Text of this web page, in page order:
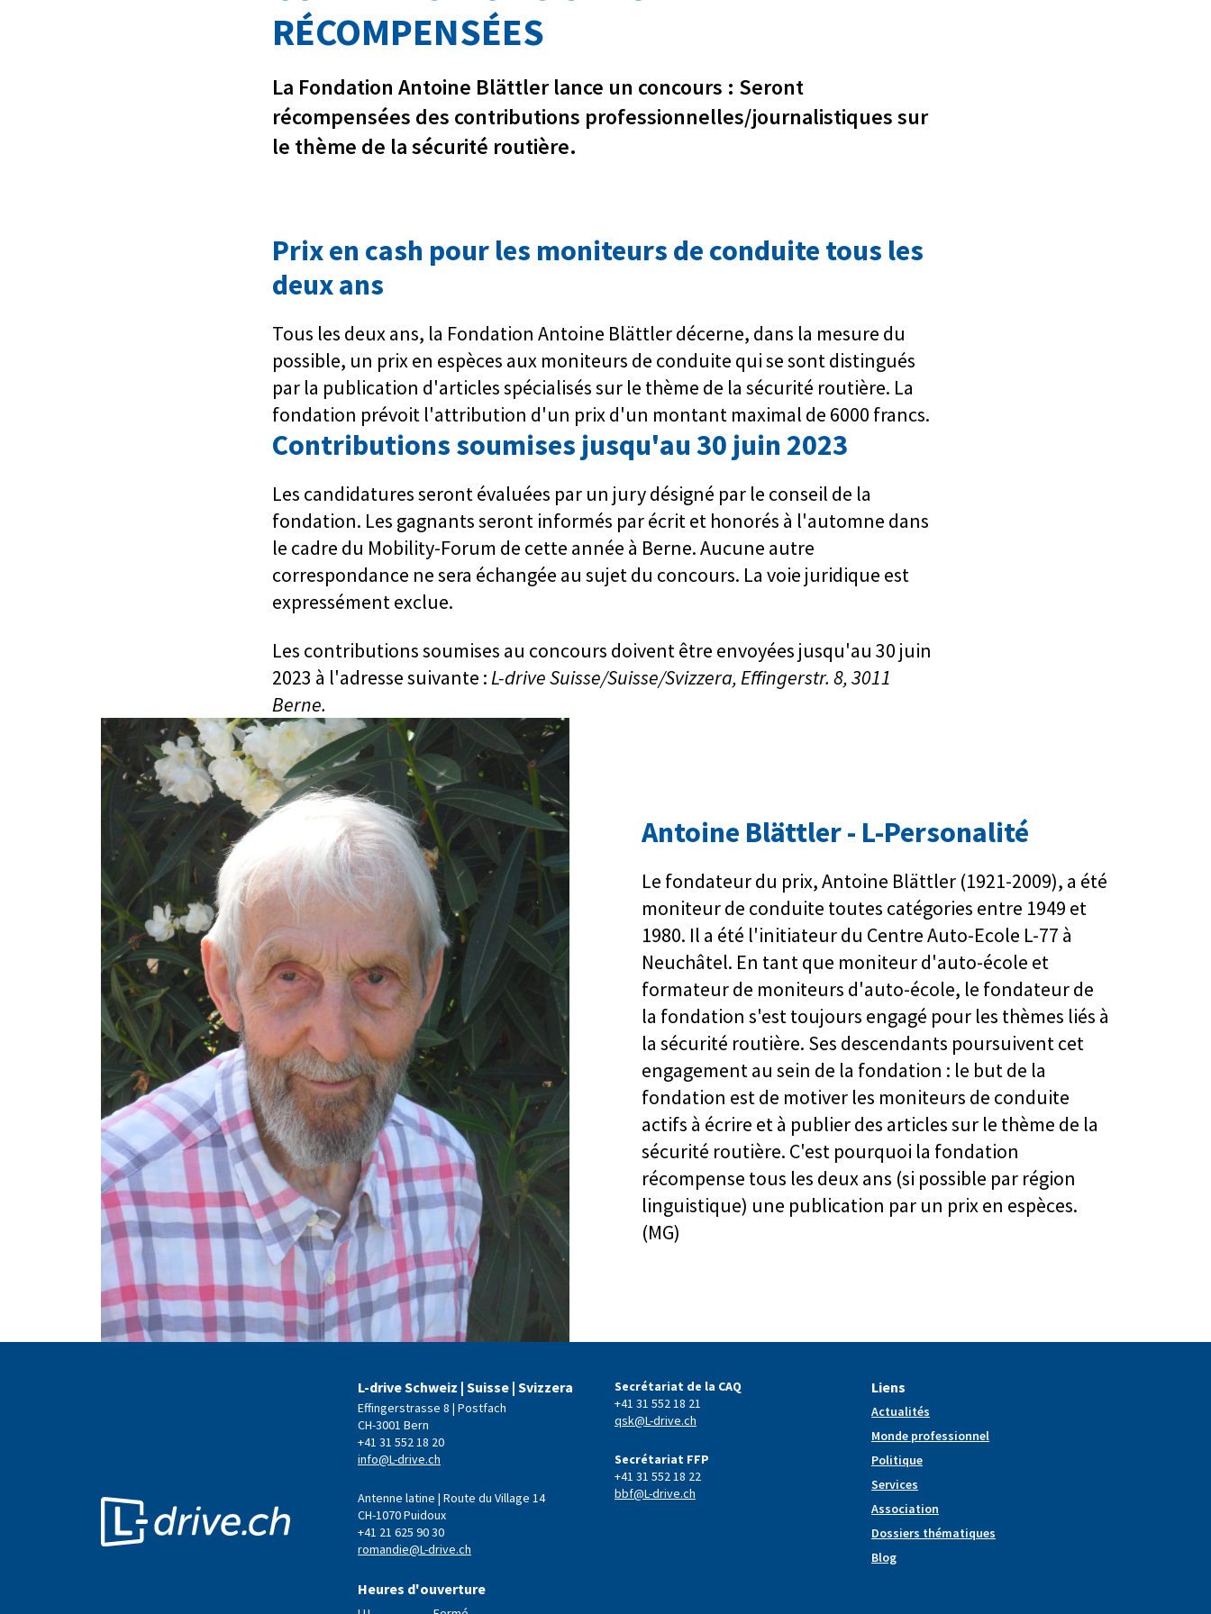
RÉCOMPENSÉES
La Fondation Antoine Blättler lance un concours : Seront
récompensées des contributions professionnelles/journalistiques sur
le thème de la sécurité routière.
Prix en cash pour les moniteurs de conduite tous les
deux ans
Tous les deux ans, la Fondation Antoine Blättler décerne, dans la mesure du
possible, un prix en espèces aux moniteurs de conduite qui se sont distingués
par la publication d'articles spécialisés sur le thème de la sécurité routière. La
fondation prévoit l'attribution d'un prix d'un montant maximal de 6000 francs.
Contributions soumises jusqu'au 30 juin 2023
Les candidatures seront évaluées par un jury désigné par le conseil de la
fondation. Les gagnants seront informés par écrit et honorés à l'automne dans
le cadre du Mobility-Forum de cette année à Berne. Aucune autre
correspondance ne sera échangée au sujet du concours. La voie juridique est
expressément exclue.
Les contributions soumises au concours doivent être envoyées jusqu'au 30 juin
2023 à l'adresse suivante :L-drive Suisse/Suisse/Svizzera, Effingerstr. 8, 3011
Berne.
Antoine Blättler - L-Personalité
Le fondateur du prix, Antoine Blättler (1921-2009), a été
moniteur de conduite toutes catégories entre 1949 et
1980. Il a été l'initiateur du Centre Auto-Ecole L-77 à
Neuchâtel. En tant que moniteur d'auto-école et
formateur de moniteurs d'auto-école, le fondateur de
la fondation s'est toujours engagé pour les thèmes liés à
la sécurité routière. Ses descendants poursuivent cet
engagement au sein de la fondation : le but de la
fondation est de motiver les moniteurs de conduite
actifs à écrire et à publier des articles sur le thème de la
sécurité routière. C'est pourquoi la fondation
récompense tous les deux ans (si possible par région
linguistique) une publication par un prix en espèces.
(MG)
L-drive Schweiz | Suisse | Svizzera
Effingerstrasse 8 | Postfach
CH-3001 Bern
+41 31 552 18 20
info@L-drive.ch
Antenne latine | Route du Village 14
CH-1070 Puidoux
+41 21 625 90 30
romandie@L-drive.ch
Heures d'ouverture
Secrétariat de la CAQ
+41 31 552 18 21
qsk@L-drive.ch
Secrétariat FFP
+41 31 552 18 22
bbf@L-drive.ch
Liens
Actualités
Monde professionnel
Politique
Services
Association
Dossiers thématiques
Blog